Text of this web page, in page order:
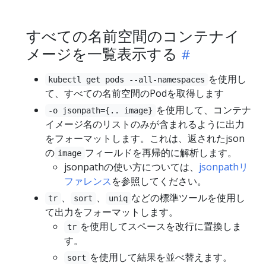
すべての名前空間のコンテナイ
メージを一覧表示する
kubectl get pods --all-namespaces を使用し
て、すべての名前空間のPodを取得します
-o jsonpath={.. image} を使用して、コンテナ
イメージ名のリストのみが含まれるように出力
をフォーマットします。これは、返されたjson
の image フィールドを再帰的に解析します。
jsonpathの使い方については、 jsonpathリ
ファレンスを参照してください。
tr 、 sort 、 uniq などの標準ツールを使用し
て出力をフォーマットします。
tr を使用してスペースを改行に置換しま
す。
sort を使用して結果を並べ替えます。